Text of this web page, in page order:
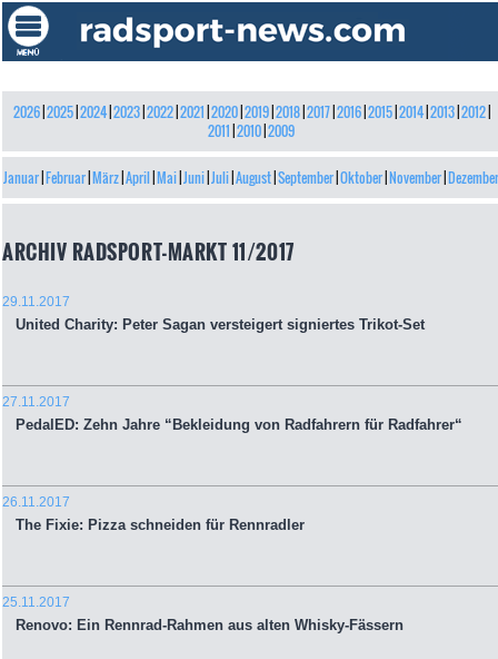
2026| 2025| 2024| 2023| 2022| 2021 2020| 2019| 2018| 2017| 2016| 2015| 2014| 2013| 2012|
2011 2010 2009
Januar Februar März April Mai Juni Juli August September Oktober November Dezember
ARCHIV RADSPORT-MARKT 11/2017
29.11.2017
United Charity: Peter Sagan versteigert signiertes Trikot-Set
27.11.2017
PedalED: Zehn Jahre “Bekleidung von Radfahrern für Radfahrer“
26.11.2017
The Fixie: Pizza schneiden für Rennradler
25.11.2017
Renovo: Ein Rennrad-Rahmen aus alten Whisky-Fässern